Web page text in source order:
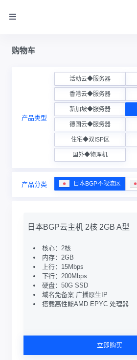
购物车
产品类型
活动云◆服务器
香港云◆服务器
新加坡◆服务器
德国云◆服务器
住宅◆双ISP区
国外◆物理机
产品分类 日本BGP不限流区
日本BGP云主机 2核 2GB A型
核心：2核
内存：2GB
上行：15Mbps
下行：200Mbps
硬盘：50G SSD
域名免备案 广播原生IP
搭载高性能AMD EPYC 处理器
立即购买